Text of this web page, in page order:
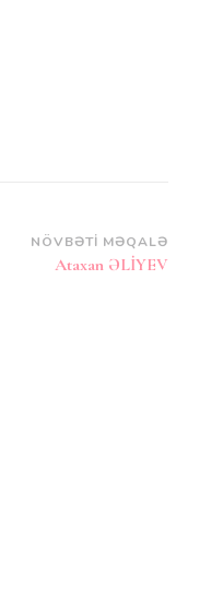
NÖVBƏTI MƏQALƏ
Ataxan ƏLİYEV